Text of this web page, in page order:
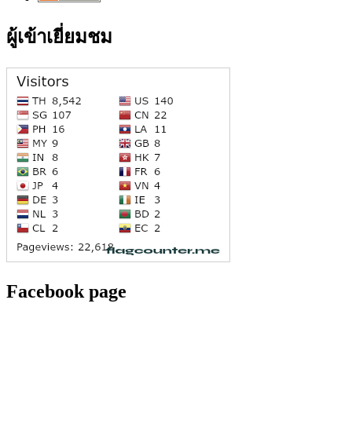
ผู้เข้าเยี่ยมชม
Facebook page